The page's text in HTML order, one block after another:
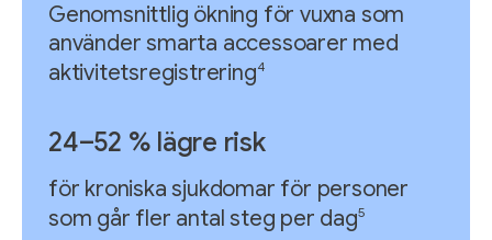
Genomsnittlig ökning för vuxna som
använder smarta accessoarer med
aktivitetsregistrering4
24–52 % lägre risk
för kroniska sjukdomar för personer
som går fler antal steg per dag5